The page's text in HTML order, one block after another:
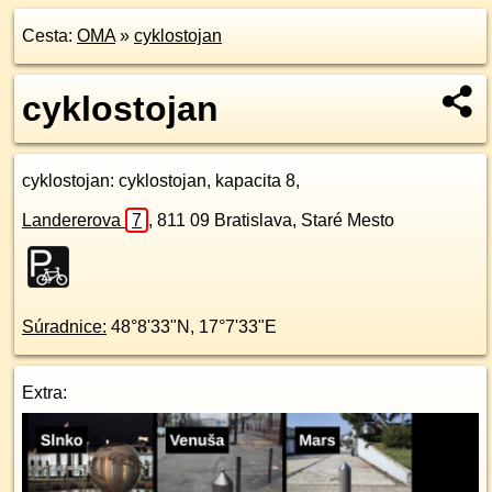
Cesta: OMA» cyklostojan
cyklostojan
cyklostojan: cyklostojan, kapacita 8,
Landererova 7 , 811 09 Bratislava, Staré Mesto
Súradnice: 48°8'33"N , 17°7'33"E
Extra: